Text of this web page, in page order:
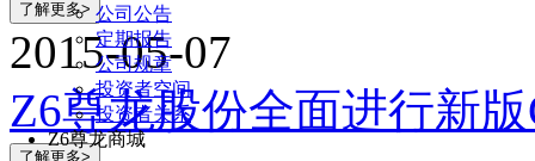
公司公告
定期报告
公司规章
投资者空间
投资者关系
Z6尊龙商城
2015-05-07
Z6尊龙股份全面进行新